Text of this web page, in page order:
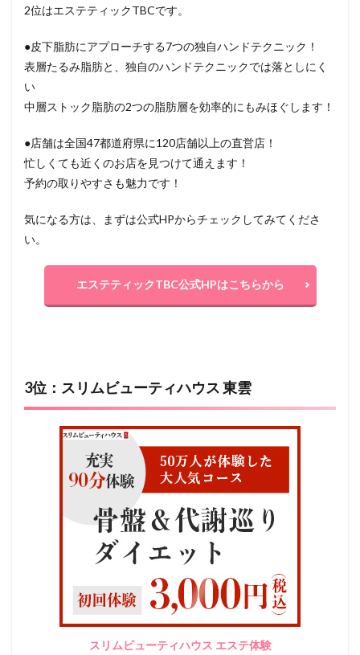
2位はエステティックTBCです。
●皮下脂肪にアプローチする7つの独自ハンドテクニック！
表層たるみ脂肪と、独自のハンドテクニックでは落としにく
い
中層ストック脂肪の2つの脂肪層を効率的にもみほぐします！
●店舗は全国47都道府県に120店舗以上の直営店！
忙しくても近くのお店を見つけて通えます！
予約の取りやすさも魅力です！
気になる方は、まずは公式HPからチェックしてみてくださ
い。
エステティックTBC公式HPはこちらから
3位：スリムビューティハウス 東雲
スリムビューティハウス エステ体験